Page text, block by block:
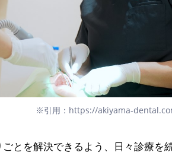
※引用：https://akiyama-
とを解決できるよう、日々診療を